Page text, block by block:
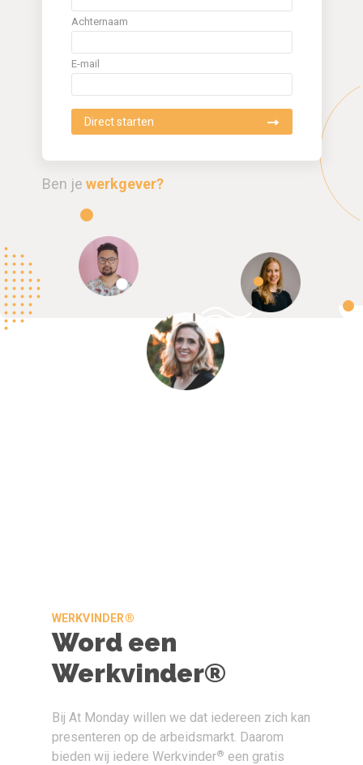
Achternaam
E-mail
Ben je werkgever?
WERKVINDER®
Word een
Werkvinder®
Bij At Monday willen we dat iedereen zich kan
presenteren op de arbeidsmarkt. Daarom
bieden wij iedere Werkvinder® een gratis